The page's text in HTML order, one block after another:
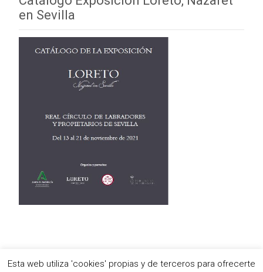
en Sevilla
Esta web utiliza 'cookies' propias y de terceros para ofrecerte